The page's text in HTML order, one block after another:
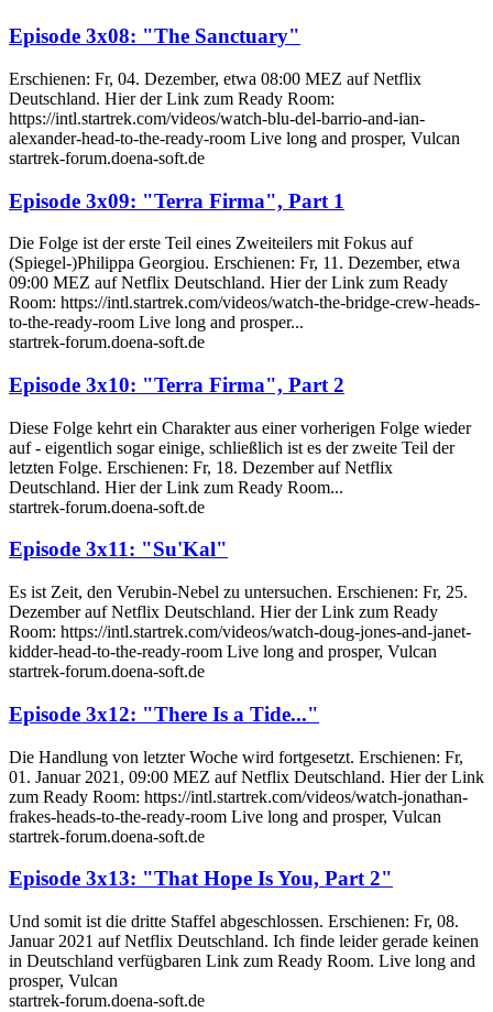
Episode 3x08: "The Sanctuary"
Erschienen: Fr, 04. Dezember, etwa 08:00 MEZ auf Netflix
Deutschland. Hier der Link zum Ready Room:
https://intl.startrek.com/videos/watch-blu-del-barrio-and-ian-
alexander-head-to-the-ready-room Live long and prosper, Vulcan
startrek-forum.doena-soft.de
Episode 3x09: "Terra Firma", Part 1
Die Folge ist der erste Teil eines Zweiteilers mit Fokus auf
(Spiegel-)Philippa Georgiou. Erschienen: Fr, 11. Dezember, etwa
09:00 MEZ auf Netflix Deutschland. Hier der Link zum Ready
Room: https://intl.startrek.com/videos/watch-the-bridge-crew-heads-
to-the-ready-room Live long and prosper...
startrek-forum.doena-soft.de
Episode 3x10: "Terra Firma", Part 2
Diese Folge kehrt ein Charakter aus einer vorherigen Folge wieder
auf - eigentlich sogar einige, schließlich ist es der zweite Teil der
letzten Folge. Erschienen: Fr, 18. Dezember auf Netflix
Deutschland. Hier der Link zum Ready Room...
startrek-forum.doena-soft.de
Episode 3x11: "Su'Kal"
Es ist Zeit, den Verubin-Nebel zu untersuchen. Erschienen: Fr, 25.
Dezember auf Netflix Deutschland. Hier der Link zum Ready
Room: https://intl.startrek.com/videos/watch-doug-jones-and-janet-
kidder-head-to-the-ready-room Live long and prosper, Vulcan
startrek-forum.doena-soft.de
Episode 3x12: "There Is a Tide..."
Die Handlung von letzter Woche wird fortgesetzt. Erschienen: Fr,
01. Januar 2021, 09:00 MEZ auf Netflix Deutschland. Hier der Link
zum Ready Room: https://intl.startrek.com/videos/watch-jonathan-
frakes-heads-to-the-ready-room Live long and prosper, Vulcan
startrek-forum.doena-soft.de
Episode 3x13: "That Hope Is You, Part 2"
Und somit ist die dritte Staffel abgeschlossen. Erschienen: Fr, 08.
Januar 2021 auf Netflix Deutschland. Ich finde leider gerade keinen
in Deutschland verfügbaren Link zum Ready Room. Live long and
prosper, Vulcan
startrek-forum.doena-soft.de